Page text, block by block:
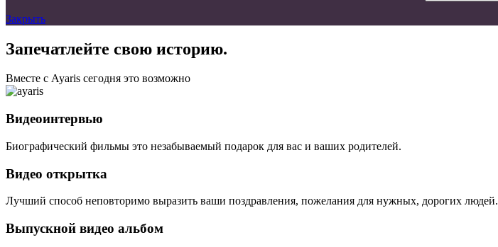
Закрыть
Запечатлейте свою историю.
Вместе с Ayaris сегодня это возможно
Видеоинтервью
Биографический фильмы это незабываемый подарок для вас и ваших родителей.
Видео открытка
Лучший способ неповторимо выразить ваши поздравления, пожелания для нужных, дорогих людей.
Выпускной видео альбом